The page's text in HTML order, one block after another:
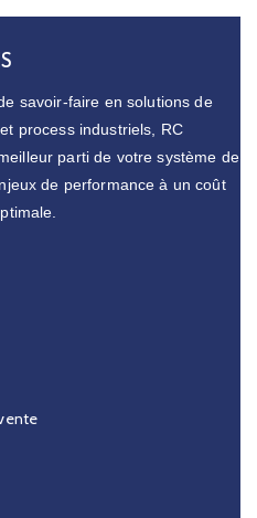
savoir-faire en solutions de
process industriels, RC
parti de votre système de
de performance à un coût